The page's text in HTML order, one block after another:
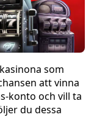
som
att vinna
konto och vill ta
du dessa